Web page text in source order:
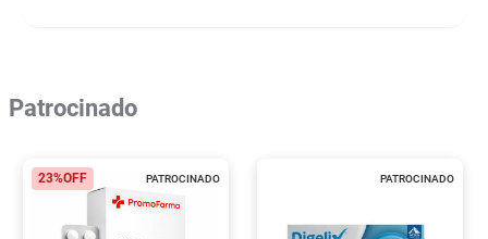
Patrocinado
PATROCINADO
23%OFF PATROCINADO